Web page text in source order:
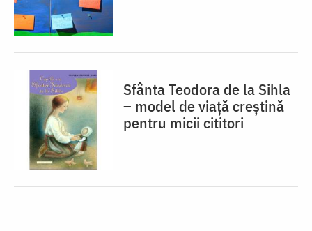
Sfânta Teodora de la Sihla
– model de viaţă creştină
pentru micii cititori